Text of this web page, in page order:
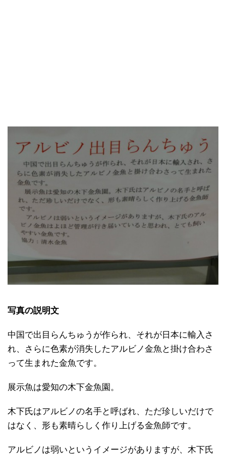
写真の説明文
中国で出目らんちゅうが作られ、それが日本に輸入さ
れ、さらに色素が消失したアルビノ金魚と掛け合わさ
って生まれた金魚です。
展示魚は愛知の木下金魚園。
木下氏はアルビノの名手と呼ばれ、ただ珍しいだけで
はなく、形も素晴らしく作り上げる金魚師です。
アルビノは弱いというイメージがありますが、木下氏